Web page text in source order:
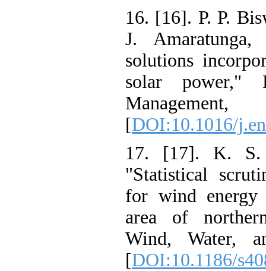
16. [16]. P. P.
J.
solutions
solar
[DOI:10.1016/
17. [17]. K.
"Statistical
for wind
area of
Wind,
[DOI:10.1186/